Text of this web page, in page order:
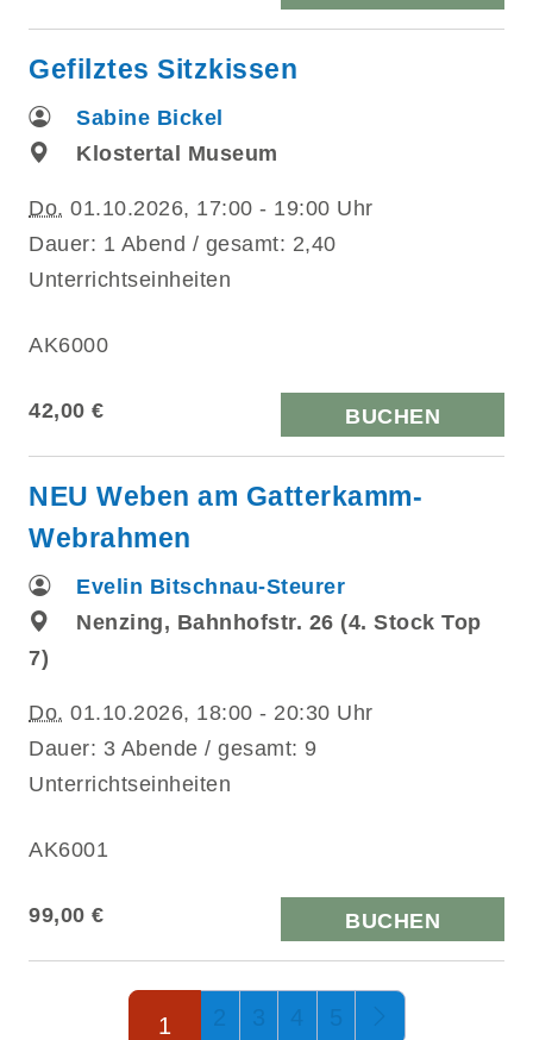
Gefilztes Sitzkissen
Sabine Bickel
Klostertal Museum
Do. 01.10.2026, 17:00 - 19:00 Uhr
Dauer: 1 Abend / gesamt: 2,40
Unterrichtseinheiten
AK6000
42,00 € BUCHEN
NEU Weben am Gatterkamm-
Webrahmen
Evelin Bitschnau-Steurer
Nenzing, Bahnhofstr. 26 (4. Stock Top
7)
Do. 01.10.2026, 18:00 - 20:30 Uhr
Dauer: 3 Abende / gesamt: 9
Unterrichtseinheiten
AK6001
99,00 € BUCHEN
Seite 1 von 5
1 2 3 4 5